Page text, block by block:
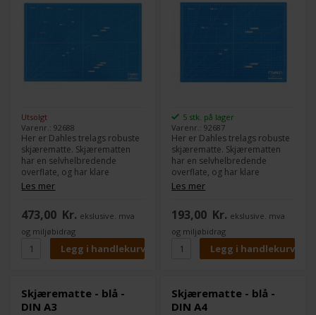
Utsolgt
Varenr.: 92688
Her er Dahles trelags robuste
skjærematte. Skjærematten
har en selvhelbredende
overflate, og har klare
retningslinjer for at du skal
oppnå optimal plassering av
Les mer
473,00 Kr. ekslusive. mva
og miljøbidrag
5 stk. på lager
Varenr.: 92687
Her er Dahles trelags robuste
skjærematte. Skjærematten
har en selvhelbredende
overflate, og har klare
retningslinjer for at du skal
oppnå optimal plassering av
Les mer
193,00 Kr. ekslusive. mva
og miljøbidrag
Skjærematte - blå -
DIN A3
Skjærematte - blå -
DIN A4